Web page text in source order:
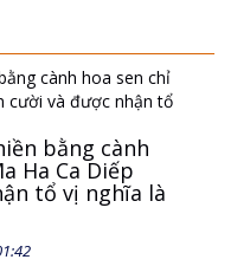
Tạng. Niết Bàn
nhiệm. Bất lập
riêng.
tạng, niết